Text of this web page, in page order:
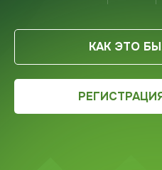
КАК ЭТО